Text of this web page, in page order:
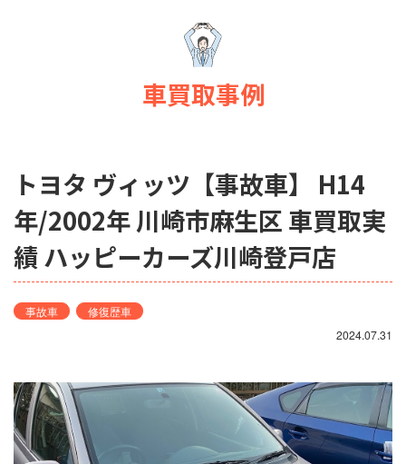
車買取事例
トヨタ ヴィッツ【事故車】 H14
年/2002年 川崎市麻生区 車買取実
績 ハッピーカーズ川崎登戸店
事故車
修復歴車
2024.07.31